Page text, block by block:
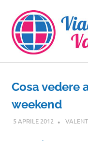
contenuto
Cosa vedere
weekend
5 APRILE 2012